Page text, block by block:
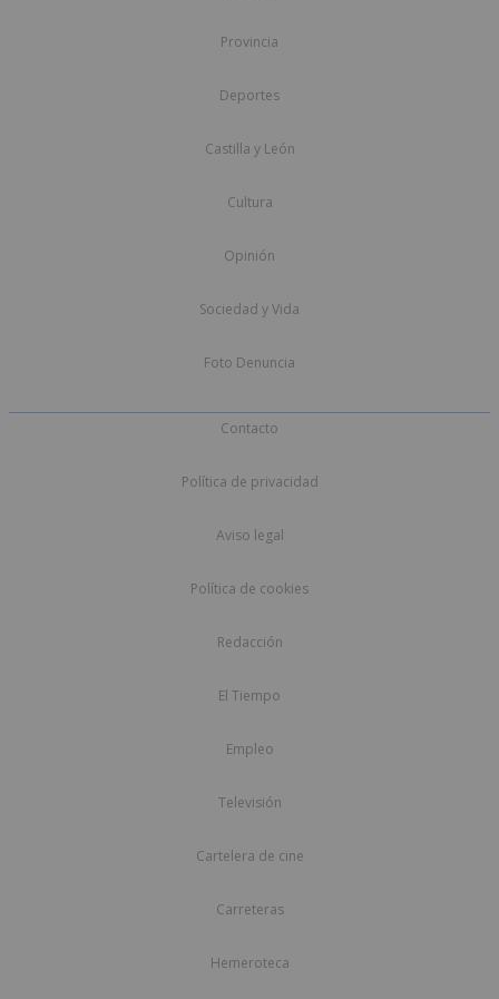
Provincia
Deportes
Castilla y León
Cultura
Opinión
Sociedad y Vida
Foto Denuncia
Contacto
Política de privacidad
Aviso legal
Política de cookies
Redacción
El Tiempo
Empleo
Televisión
Cartelera de cine
Carreteras
Hemeroteca